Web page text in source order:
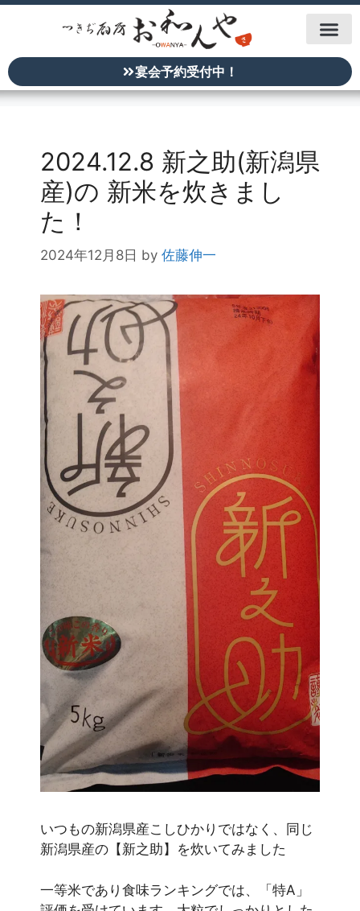
宴会予約受付中！
2024.12.8 新之助(新潟県
産)の 新米を炊きまし
た！
2024年12月8日 by 佐藤伸一
いつもの新潟県産こしひかりではなく、同じ
新潟県産の【新之助】を炊いてみました
一等米であり食味ランキングでは、「特A」